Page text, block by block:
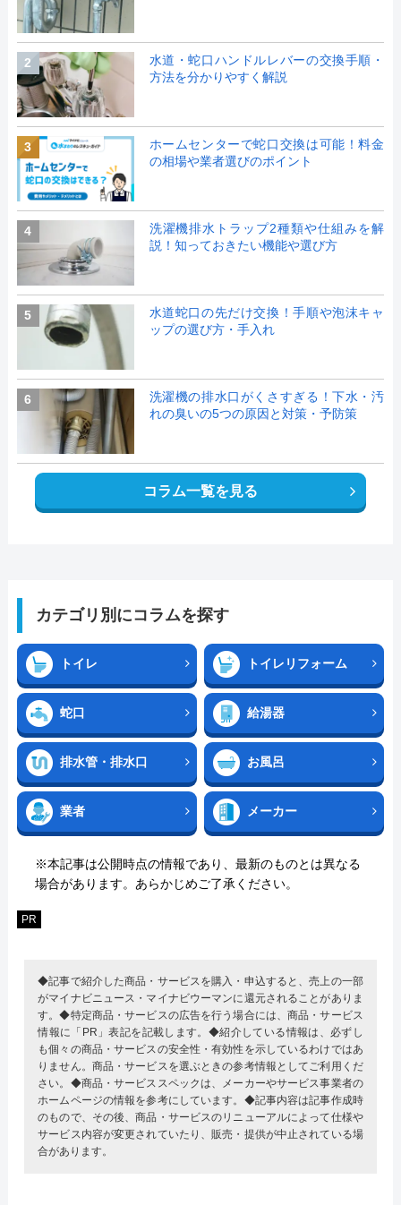
2
水道・蛇口ハンドルレバーの交換手順・
方法を分かりやすく解説
3
ホームセンターで蛇口交換は可能！料金
の相場や業者選びのポイント
4
洗濯機排水トラップ2種類や仕組みを解
説！知っておきたい機能や選び方
5
水道蛇口の先だけ交換！手順や泡沫キャ
ップの選び方・手入れ
6
洗濯機の排水口がくさすぎる！下水・汚
れの臭いの5つの原因と対策・予防策
コラム一覧を見る
カテゴリ別にコラムを探す
トイレ トイレリフォーム
蛇口 給湯器
排水管・排水口 お風呂
業者 メーカー
※本記事は公開時点の情報であり、最新のものとは異なる
場合があります。あらかじめご了承ください。
PR
◆記事で紹介した商品・サービスを購入・申込すると、売上の一部
がマイナビニュース・マイナビウーマンに還元されることがありま
す。◆特定商品・サービスの広告を行う場合には、商品・サービス
情報に「PR」表記を記載します。◆紹介している情報は、必ずし
も個々の商品・サービスの安全性・有効性を示しているわけではあ
りません。商品・サービスを選ぶときの参考情報としてご利用くだ
さい。◆商品・サービススペックは、メーカーやサービス事業者の
ホームページの情報を参考にしています。◆記事内容は記事作成時
のもので、その後、商品・サービスのリニューアルによって仕様や
サービス内容が変更されていたり、販売・提供が中止されている場
合があります。